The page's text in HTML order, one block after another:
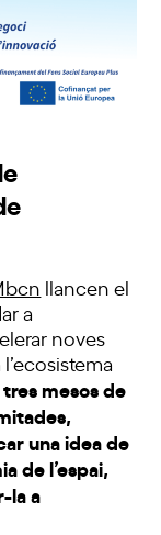
llancen el
a
noves
mesos de
una idea de
de l’espai,
la a